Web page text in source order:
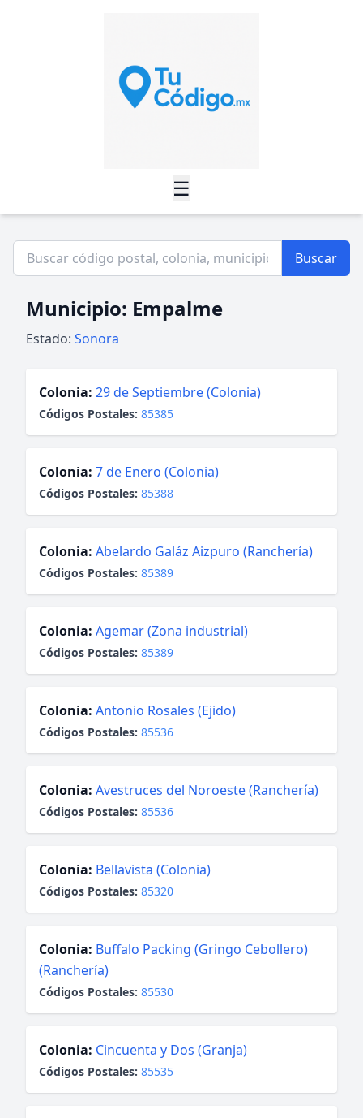
☰
Buscar
Municipio: Empalme
Estado: Sonora
Colonia: 29 de Septiembre (Colonia)
Códigos Postales: 85385
Colonia: 7 de Enero (Colonia)
Códigos Postales: 85388
Colonia: Abelardo Galáz Aizpuro (Ranchería)
Códigos Postales: 85389
Colonia: Agemar (Zona industrial)
Códigos Postales: 85389
Colonia: Antonio Rosales (Ejido)
Códigos Postales: 85536
Colonia: Avestruces del Noroeste (Ranchería)
Códigos Postales: 85536
Colonia: Bellavista (Colonia)
Códigos Postales: 85320
Colonia: Buffalo Packing (Gringo Cebollero)
(Ranchería)
Códigos Postales: 85530
Colonia: Cincuenta y Dos (Granja)
Códigos Postales: 85535